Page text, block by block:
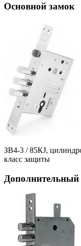
Основной замок
ЗВ4-3 / 85КJ,
класс защиты
Дополнительный